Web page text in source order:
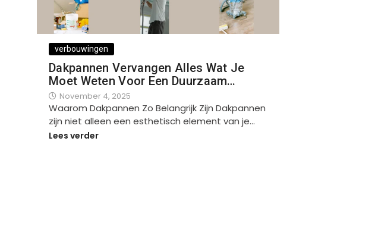
verbouwingen
Dakpannen Vervangen Alles Wat Je
Moet Weten Voor Een Duurzaam…
November 4, 2025
Waarom Dakpannen Zo Belangrijk Zijn Dakpannen
zijn niet alleen een esthetisch element van je…
Lees verder